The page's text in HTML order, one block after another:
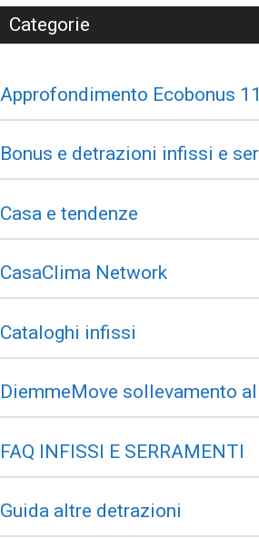
Categorie
Approfondimento Ecobonus
Bonus e detrazioni infissi e
Casa e tendenze
CasaClima Network
Cataloghi infissi
DiemmeMove sollevamento
FAQ INFISSI E SERRAMENTI
Guida altre detrazioni